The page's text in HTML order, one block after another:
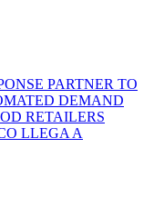
PARTNER TO
DEMAND
RETAILERS
LLEGA A